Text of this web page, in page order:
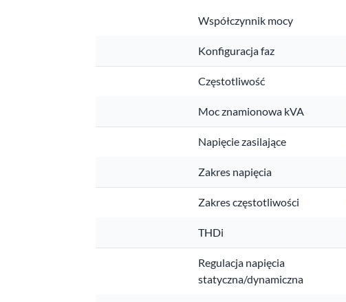
Współczynnik mocy
Konfiguracja faz
Częstotliwość
Moc znamionowa kVA
Napięcie zasilające
Zakres napięcia
Zakres częstotliwości
THDi
Regulacja napięcia
statyczna/dynamiczna